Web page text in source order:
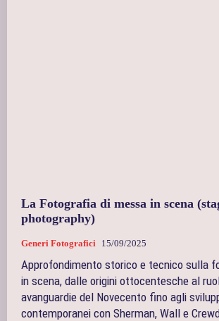
La Fotografia di messa in scena
photography)
Generi Fotografici 15/09/2025
Approfondimento storico e tecnico sulla
in scena, dalle origini ottocentesche al
avanguardie del Novecento fino agli
contemporanei con Sherman, Wall e